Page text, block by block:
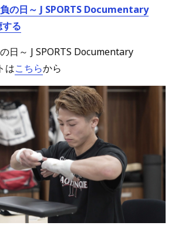
の日～ J SPORTS Documentary
る
日～ J SPORTS Documentary
はこちらから